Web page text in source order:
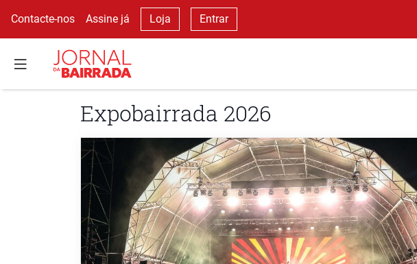
Contacte-nos Assine já Loja Entrar
Expobairrada 2026